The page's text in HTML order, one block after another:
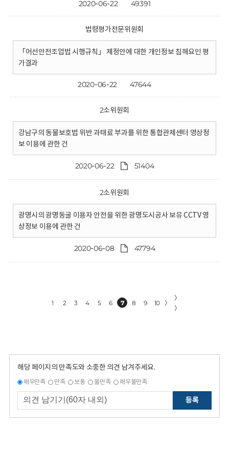
2020-06-22 49391
법령평가전문위원회
「어선안전조업법 시행규칙」 제정안에 대한 개인정보 침해요인 평
가결과
2020-06-22 47644
2소위원회
강남구의 동물보호법 위반 과태료 부과를 위한 통합관제센터 영상정
보 이용에 관한 건
2020-06-22 51404
2소위원회
광명시의 광명동굴 이용자 안전을 위한 광명도시공사 보유 CCTV 영
상정보 이용에 관한 건
2020-06-08 47794
1 2 3 4 5 6 7 8 9 10 〉
〉
〉
해당 페이지의 만족도와 소중한 의견 남겨주세요.
매우만족 만족 보통 불만족 매우불만족
등록